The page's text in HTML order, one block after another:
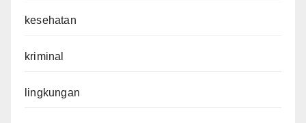
kesehatan
kriminal
lingkungan